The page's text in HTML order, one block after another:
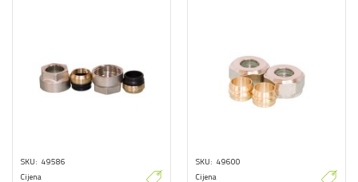
SKU 49586
Cijena
SKU 49600
Cijena